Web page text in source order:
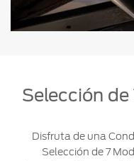
Selección
Disfruta de una
Selección de 7